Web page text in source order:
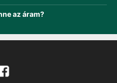
az áram?